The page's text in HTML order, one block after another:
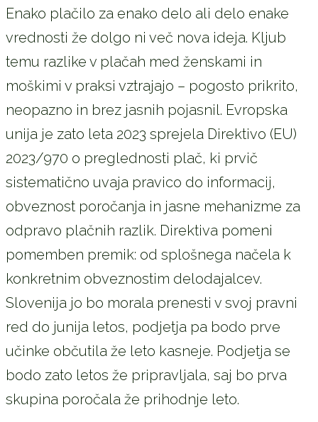
Enako plačilo za enako delo ali delo enake
vrednosti že dolgo ni več nova ideja. Kljub
temu razlike v plačah med ženskami in
moškimi v praksi vztrajajo – pogosto prikrito,
neopazno in brez jasnih pojasnil. Evropska
unija je zato leta 2023 sprejela Direktivo (EU)
2023/970 o preglednosti plač, ki prvič
sistematično uvaja pravico do informacij,
obveznost poročanja in jasne mehanizme za
odpravo plačnih razlik. Direktiva pomeni
pomemben premik: od splošnega načela k
konkretnim obveznostim delodajalcev.
Slovenija jo bo morala prenesti v svoj pravni
red do junija letos, podjetja pa bodo prve
učinke občutila že leto kasneje. Podjetja se
bodo zato letos že pripravljala, saj bo prva
skupina poročala že prihodnje leto.